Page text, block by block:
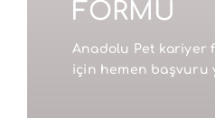
FORMU
Anadolu Pet kariyer
için hemen başvuru